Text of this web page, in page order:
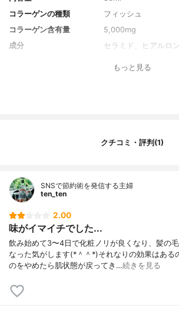
コラーゲンの種類
フィッシュ
コラーゲン含有量
5,000mg
成分
セラミド、ヒアルロ
ンB6
高果糖液糖、乳糖果
(スクラロース)
1本あたりの価格
もっと見る
クチコミ・評判(1)
SNSで節約術を発信する主婦
ten_ten
2.00
味がイマイチでした...
飲み始めて3〜4日で化粧ノリが良くなり、髪の
なった気がします(*＾＾*)それなりの効果はある
のをやめたら肌状態が戻ってき…続きを見る